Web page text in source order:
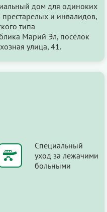
дом для одиноких
и инвалидов,
типа
Марий Эл, посёлок
улица, 41.
Специальный
уход за лежачими
больными